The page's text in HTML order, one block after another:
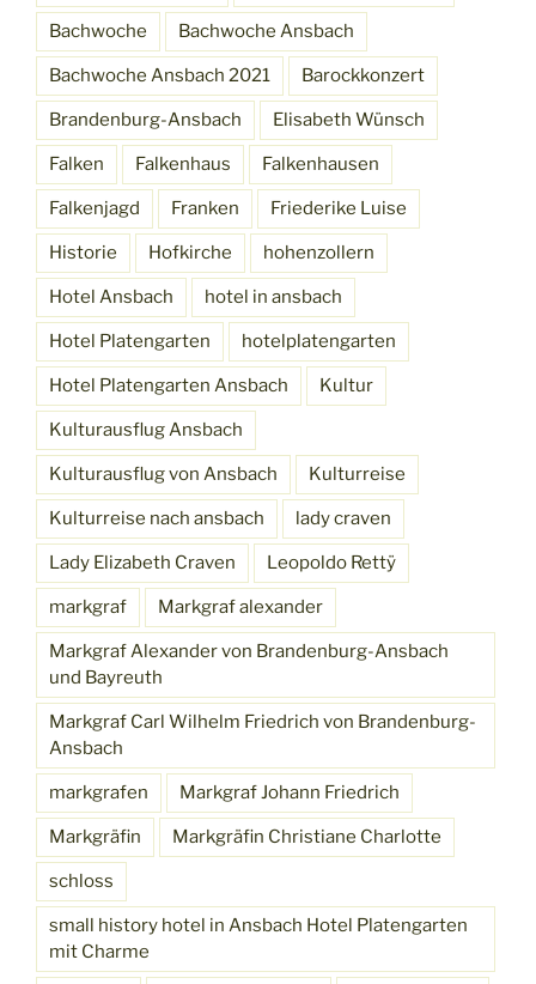
Bachwoche Bachwoche Ansbach
Bachwoche Ansbach 2021 Barockkonzert
Brandenburg-Ansbach Elisabeth Wünsch
Falken Falkenhaus Falkenhausen
Falkenjagd Franken Friederike Luise
Historie Hofkirche hohenzollern
Hotel Ansbach hotel in ansbach
Hotel Platengarten hotelplatengarten
Hotel Platengarten Ansbach Kultur
Kulturausflug Ansbach
Kulturausflug von Ansbach Kulturreise
Kulturreise nach ansbach lady craven
Lady Elizabeth Craven Leopoldo Rettÿ
markgraf Markgraf alexander
Markgraf Alexander von Brandenburg-Ansbach
und Bayreuth
Markgraf Carl Wilhelm Friedrich von Brandenburg-
Ansbach
markgrafen Markgraf Johann Friedrich
Markgräfin Markgräfin Christiane Charlotte
schloss
small history hotel in Ansbach Hotel Platengarten
mit Charme